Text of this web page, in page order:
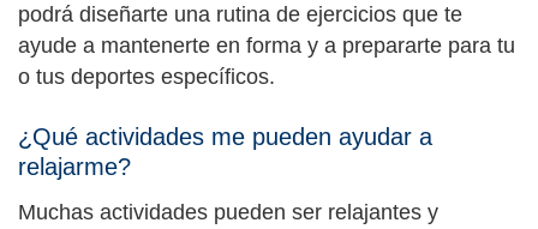
podrá diseñarte una rutina de ejercicios que te
ayude a mantenerte en forma y a prepararte para tu
o tus deportes específicos.
¿Qué actividades me pueden ayudar a
relajarme?
Muchas actividades pueden ser relajantes y